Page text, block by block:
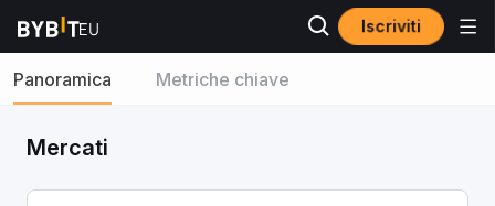
Iscriviti
Panoramica Metriche chiave
Mercati